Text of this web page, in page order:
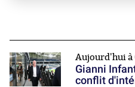
Aujourd'hui à
Gianni
conflit